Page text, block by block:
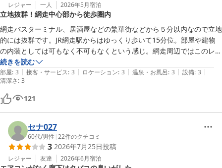
レジャー 一人 2026年5月宿泊
立地抜群！網走中心部から徒歩圏内
網走バスターミナル、居酒屋などの繁華街などから５分以内なので立地
的には抜群です。JR網走駅からはゆっくり歩いて15分位。部屋や建物
の内装としては可もなく不可もなくという感じ。網走周辺ではこのレベ
ルの宿は中々無いのでシーズンと価格によってはリピート確実です！
続きを読む
部屋: 3 | 接客・サービス: 3 | ロケーション: 3 | 温泉・お風呂: 3 | 設備: 3 |
清潔さ: 3
121
セナ027
60代/男性 |22件のクチコミ
3 2026年7月25日投稿
レジャー 友達 2026年6月宿泊